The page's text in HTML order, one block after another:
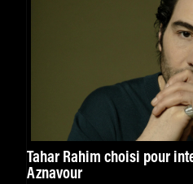
Tahar Rahim choisi pour
Aznavour